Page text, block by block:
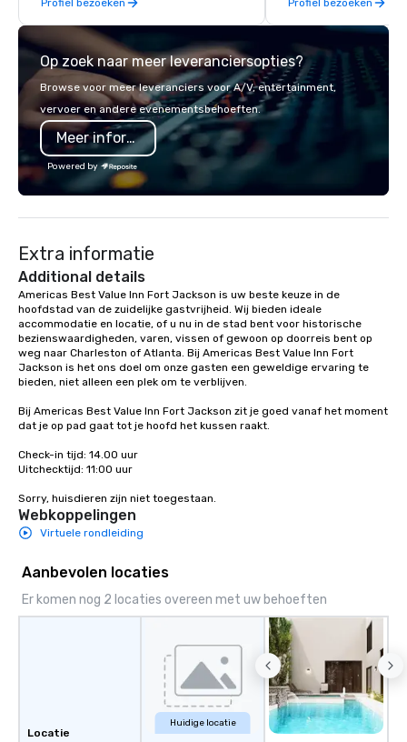
our team thrives on
challenges and is
engagement
experiences, and
moments. Whether
brings a fresh,
unforgettable
Op zoek naar meer leveranciersopties?
Browse voor meer leveranciers voor A/V, entertainment,
vervoer en andere evenementsbehoeften.
Meer informatie
Powered by
Extra informatie
Additional details
Americas Best Value Inn Fort Jackson is uw beste keuze in de
hoofdstad van de zuidelijke gastvrijheid. Wij bieden ideale
accommodatie en locatie, of u nu in de stad bent voor historische
bezienswaardigheden, varen, vissen of gewoon op doorreis bent op
weg naar Charleston of Atlanta. Bij Americas Best Value Inn Fort
Jackson is het ons doel om onze gasten een geweldige ervaring te
bieden, niet alleen een plek om te verblijven.
Bij Americas Best Value Inn Fort Jackson zit je goed vanaf het moment
dat je op pad gaat tot je hoofd het kussen raakt.
Check-in tijd: 14.00 uur
Uitchecktijd: 11:00 uur
Sorry, huisdieren zijn niet toegestaan.
Webkoppelingen
Virtuele rondleiding
Aanbevolen locaties
Er komen nog 2 locaties overeen met uw behoeften
Locatie
Huidige locatie